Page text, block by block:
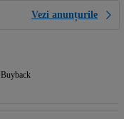
Vezi anunțurile
Buyback